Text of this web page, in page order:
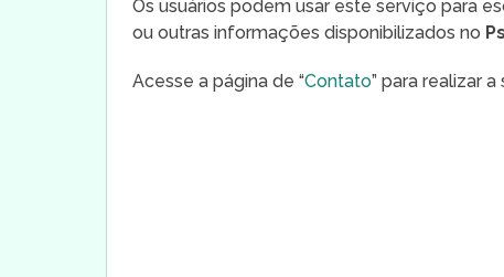
Os usuários podem usar este serviço para
ou outras informações disponibilizados no
Acesse a página de “Contato” para realizar